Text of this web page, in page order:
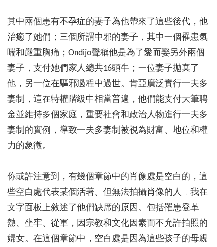
其中兩個患有不孕症的妻子為他帶來了這些後代，他
治癒了她們；三個所謂中邪的妻子，其中一個罹患氣
喘和嚴重胸痛；Ondijo聲稱他是為了愛而娶另外兩個
妻子，支付她們家人總共16頭牛；一位妻子拋棄了
他，另一位在驅邪過程中過世。肯亞廣泛實行一夫多
妻制，這在特權階級中相當普遍，他們能支付大筆聘
金並維持多個家庭，重要社會和政治人物進行一夫多
妻制的實例，導致一夫多妻制被視為財富、地位和權
力的象徵。
你或許注意到，有幾個章節中的肖像處是空白的，這
些空白處代表某個活著、但無法拍攝肖像的人，我在
文字面板上敘述了他們缺席的原因。包括罹患登革
熱、坐牢、從軍，因宗教和文化因素而不允許拍照的
婦女。在這個章節中，空白處是因為這些孩子的母親